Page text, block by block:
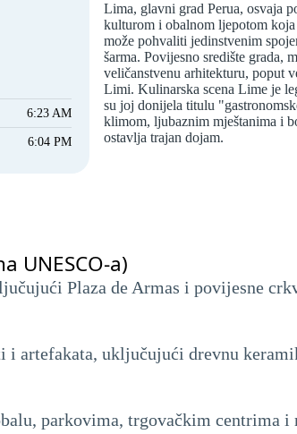
6:23 AM
6:04 PM
Lima, glavni grad Perua, osvaja
kulturom i obalnom ljepotom
može pohvaliti jedinstvenim
šarma. Povijesno središte grada,
veličanstvenu arhitekturu, poput
Limi. Kulinarska scena Lime je
su joj donijela titulu
klimom, ljubaznim mještanima i
ostavlja trajan dojam.
UNESCO-a)
Plaza de Armas i povijesne
artefakata, uključujući drevnu
parkovima, trgovačkim centrima i